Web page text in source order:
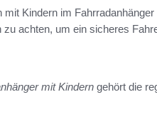
Kindern im
achten, um ein sicheres
mit Kindern gehört die